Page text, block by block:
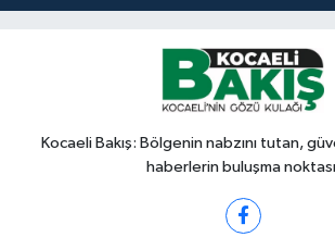
Kocaeli Bakış: Bölgenin nabzını tutan,
haberlerin buluşma